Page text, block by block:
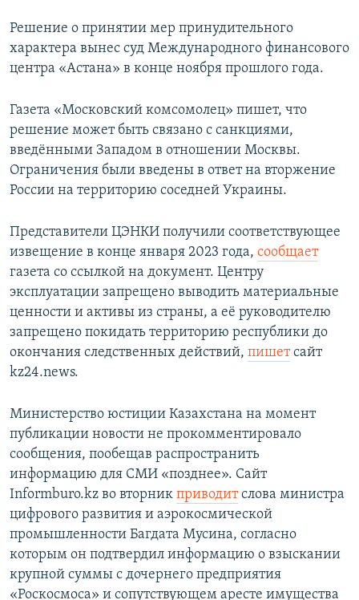
Решение о принятии мер принудительного
характера вынес суд Международного финансового
центра «Астана» в конце ноября прошлого года.
Газета «Московский комсомолец» пишет, что
решение может быть связано с санкциями,
введёнными Западом в отношении Москвы.
Ограничения были введены в ответ на вторжение
России на территорию соседней Украины.
Представители ЦЭНКИ получили соответствующее
извещение в конце января 2023 года, сообщает
газета со ссылкой на документ. Центру
эксплуатации запрещено выводить материальные
ценности и активы из страны, а её руководителю
запрещено покидать территорию республики до
окончания следственных действий, пишетсайт
kz24.news.
Министерство юстиции Казахстана на момент
публикации новости не прокомментировало
сообщения, пообещав распространить
информацию для СМИ «позднее». Сайт
Informburo.kz во вторник приводитслова министра
цифрового развития и аэрокосмической
промышленности Багдата Мусина, согласно
которым он подтвердил информацию о взыскании
крупной суммы с дочернего предприятия
«Роскосмоса» и сопутствующем аресте имущества